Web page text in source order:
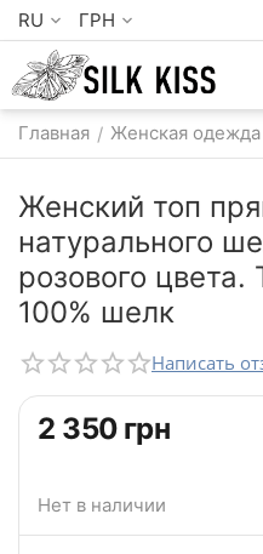
RU ГРН
Главная / Женская одежда
Женский топ
натурального
розового цвета.
100% шелк
Написать
‍2 350‍ грн
Нет в наличии